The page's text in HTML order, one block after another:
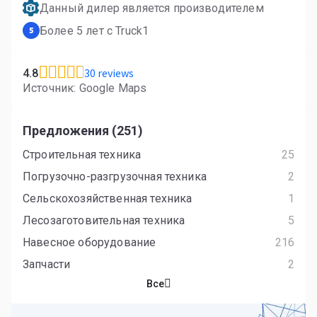
Данный дилер является производителем
5 Более 5 лет с Truck1
4.8 30 reviews
Источник: Google Maps
Предложения (251)
Строительная техника
25
Погрузочно-разгрузочная техника
2
Сельскохозяйственная техника
1
Лесозаготовительная техника
5
Навесное оборудование
216
Запчасти
2
Все